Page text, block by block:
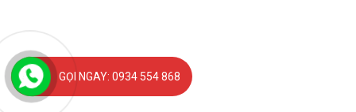
GỌI NGAY: 0934 554 868